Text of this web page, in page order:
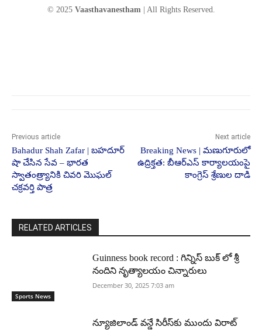
© 2025 Vaasthavanestham | All Rights Reserved.
Previous article
Bahadur Shah Zafar | బహదూర్
షా చేసిన సేవ – భారత
స్వాతంత్ర్యానికి చివరి మొఘల్
చక్రవర్తి పాత్ర
Next article
Breaking News | మణుగూరులో
ఉద్రిక్తత: బీఆర్ఎస్ కార్యాలయంపై
కాంగ్రెస్ శ్రేణుల దాడి
RELATED ARTICLES
Sports News
Guinness book record : గిన్నిస్ బుక్ లో శ్రీ
నందిని నృత్యాలయం చిన్నారులు
December 30, 2025 7:03 am
న్యూజిలాండ్ వన్డే సిరీస్‌కు ముందు విరాట్